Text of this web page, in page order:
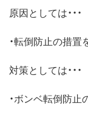
原因としては・・・
・転倒防止の措置
対策としては・・・
・ボンベ転倒防